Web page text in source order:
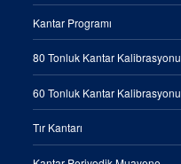
Kantar Programı
80 Tonluk Kantar Kalibrasyonu
60 Tonluk Kantar Kalibrasyonu
Tır Kantarı